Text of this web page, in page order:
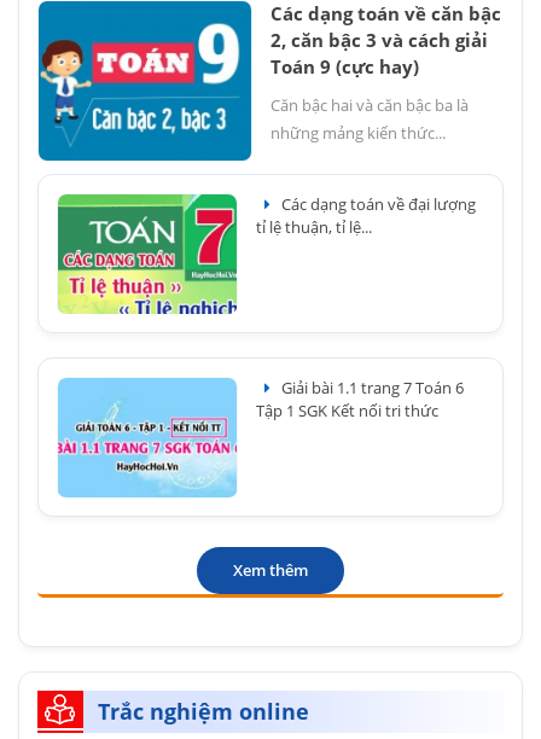
Các dạng toán về căn bậc
2, căn bậc 3 và cách giải
Toán 9 (cực hay)
Căn bậc hai và căn bậc ba là
những mảng kiến thức...
Các dạng toán về đại lượng
tỉ lệ thuận, tỉ lệ...
Giải bài 1.1 trang 7 Toán 6
Tập 1 SGK Kết nối tri thức
Xem thêm
Trắc nghiệm online